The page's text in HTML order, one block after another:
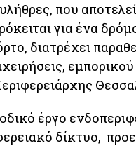
που
για ένα
διατρέχει
έργο
δίκτυο,